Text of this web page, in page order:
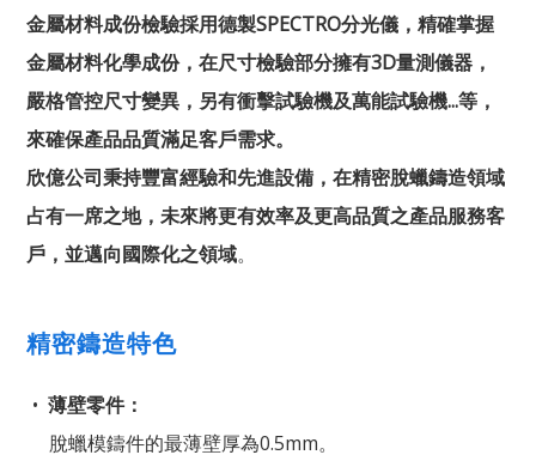
金屬材料成份檢驗採用德製SPECTRO分光儀，精確掌握
金屬材料化學成份，在尺寸檢驗部分擁有3D量測儀器，
嚴格管控尺寸變異，另有衝擊試驗機及萬能試驗機...等，
來確保產品品質滿足客戶需求。
欣億公司秉持豐富經驗和先進設備，在精密脫蠟鑄造領域
占有一席之地，未來將更有效率及更高品質之產品服務客
戶，並邁向國際化之領域。
精密鑄造特色
薄壁零件：
脫蠟模鑄件的最薄壁厚為0.5mm。